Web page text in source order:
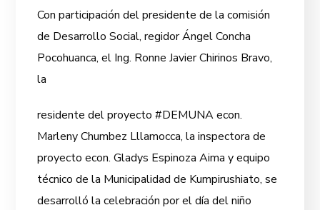
Con participación del presidente de la comisión
de Desarrollo Social, regidor Ángel Concha
Pocohuanca, el Ing. Ronne Javier Chirinos Bravo,
la
residente del proyecto #DEMUNA econ.
Marleny Chumbez Lllamocca, la inspectora de
proyecto econ. Gladys Espinoza Aima y equipo
técnico de la Municipalidad de Kumpirushiato, se
desarrolló la celebración por el día del niño